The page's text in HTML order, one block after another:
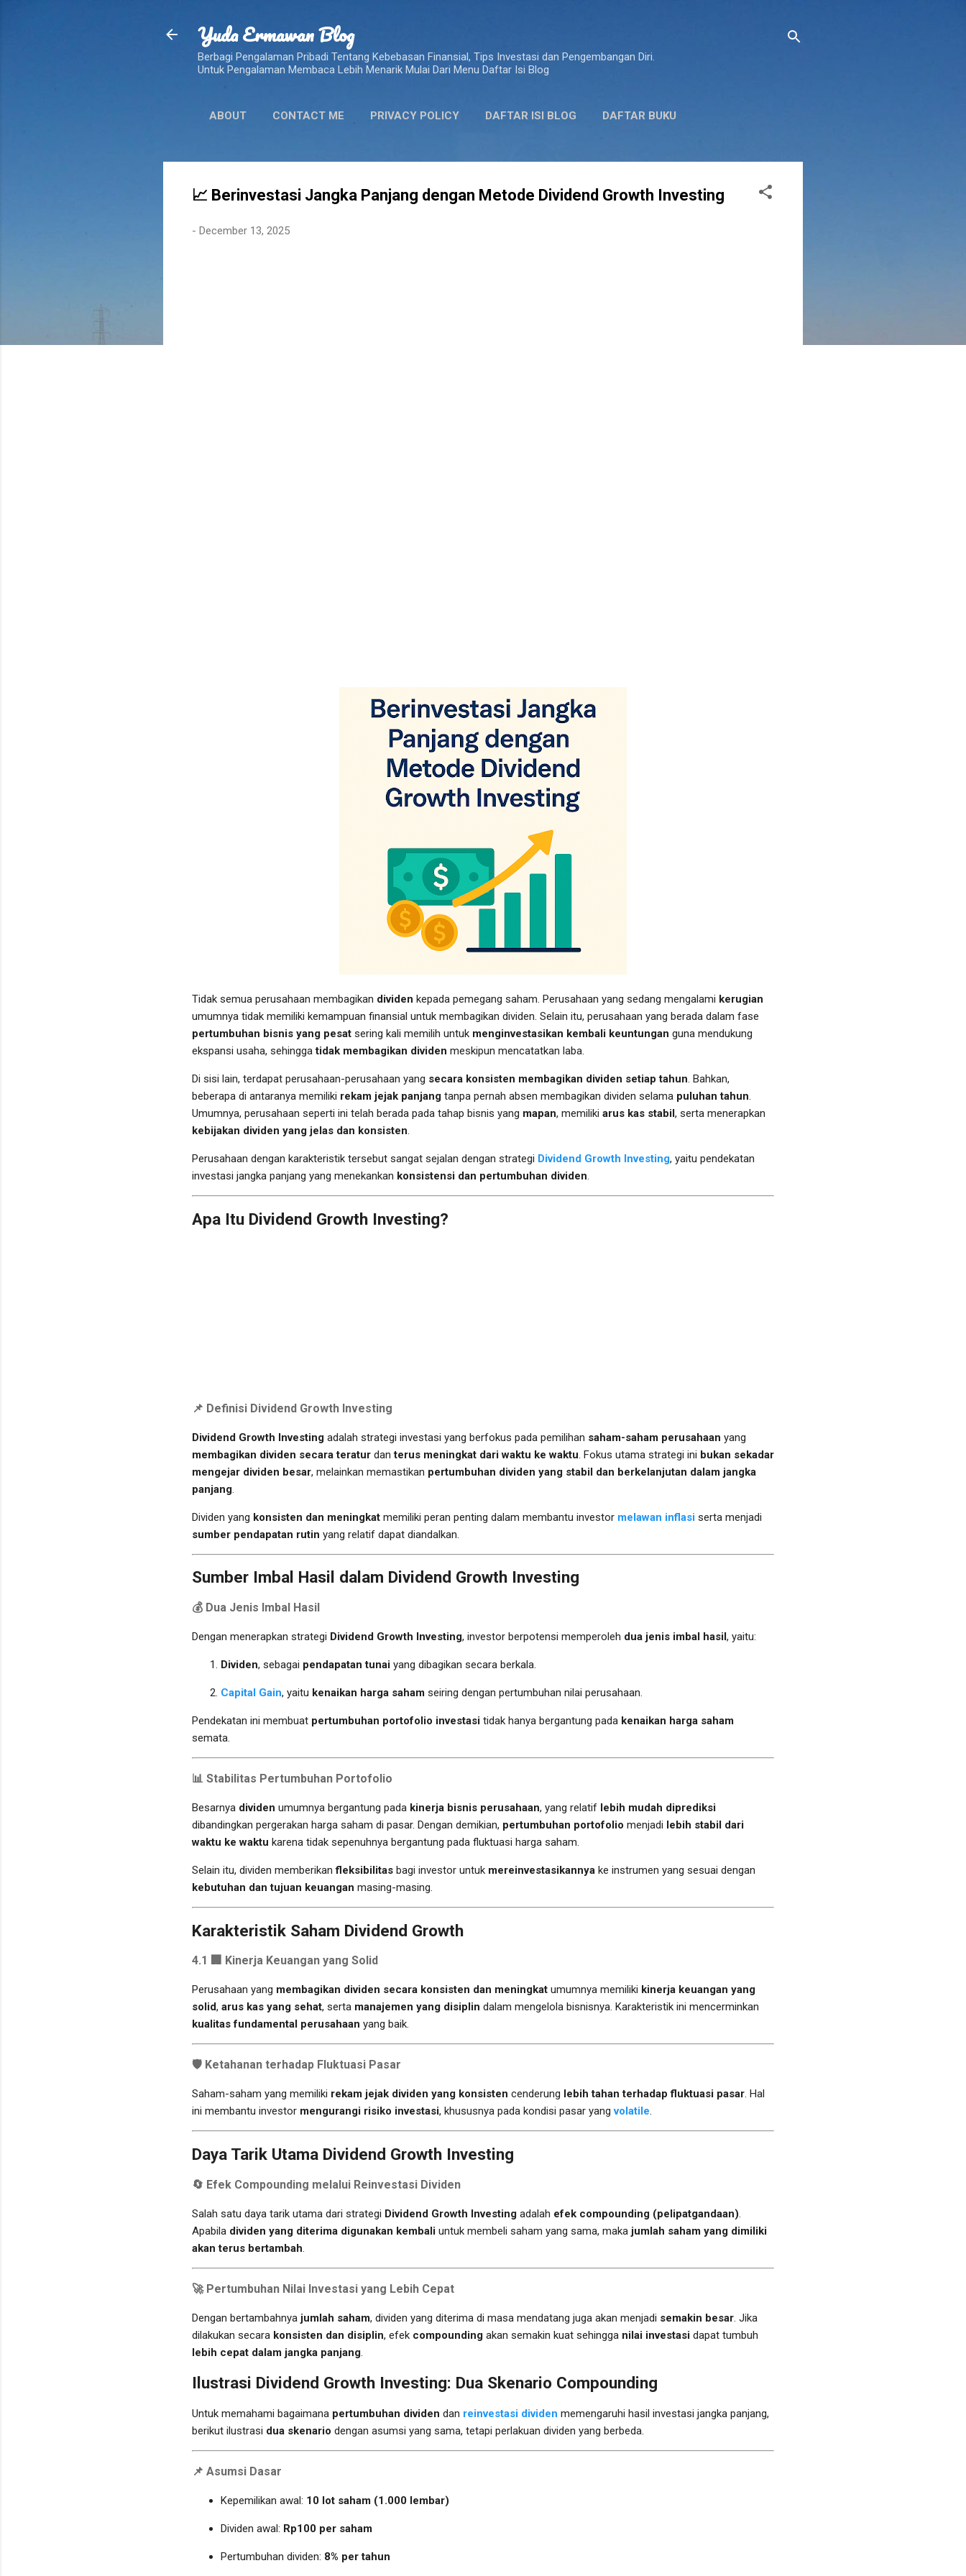
Yuda Ermawan Blog
Berbagi Pengalaman Pribadi Tentang Kebebasan Finansial, Tips Investasi dan Pengembangan Diri.
Untuk Pengalaman Membaca Lebih Menarik Mulai Dari Menu Daftar Isi Blog
ABOUT CONTACT ME PRIVACY POLICY DAFTAR ISI BLOG DAFTAR BUKU
📈 Berinvestasi Jangka Panjang dengan Metode Dividend Growth Investing
- December 13, 2025
Tidak semua perusahaan membagikan dividen kepada pemegang saham. Perusahaan yang sedang mengalami kerugian
umumnya tidak memiliki kemampuan finansial untuk membagikan dividen. Selain itu, perusahaan yang berada dalam fase
pertumbuhan bisnis yang pesat sering kali memilih untuk menginvestasikan kembali keuntungan guna mendukung
ekspansi usaha, sehinggatidak membagikan dividen meskipun mencatatkan laba.
Di sisi lain, terdapat perusahaan-perusahaan yang secara konsisten membagikan dividen setiap tahun. Bahkan,
beberapa di antaranya memiliki rekam jejak panjang tanpa pernah absen membagikan dividen selama puluhan tahun.
Umumnya, perusahaan seperti ini telah berada pada tahap bisnis yang mapan, memiliki arus kas stabil, serta menerapkan
kebijakan dividen yang jelas dan konsisten.
Perusahaan dengan karakteristik tersebut sangat sejalan dengan strategi Dividend Growth Investing, yaitu pendekatan
investasi jangka panjang yang menekankan konsistensi dan pertumbuhan dividen.
Apa Itu Dividend Growth Investing?
📌 Definisi Dividend Growth Investing
Dividend Growth Investing adalah strategi investasi yang berfokus pada pemilihan saham-saham perusahaan yang
membagikan dividen secara teratur danterus meningkat dari waktu ke waktu . Fokus utama strategi ini bukan sekadar
mengejar dividen besar, melainkan memastikan pertumbuhan dividen yang stabil dan berkelanjutan dalam jangka
panjang
Dividen yang konsisten dan meningkat memiliki peran penting dalam membantu investor melawan inflasi serta menjadi
sumber pendapatan rutin yang relatif dapat diandalkan.
Sumber Imbal Hasil dalam Dividend Growth Investing
💰 Dua Jenis Imbal Hasil
Dengan menerapkan strategi Dividend Growth Investing, investor berpotensi memperoleh dua jenis imbal hasil, yaitu:
Dividen, sebagai pendapatan tunai yang dibagikan secara berkala.
Capital Gain, yaitu kenaikan harga saham seiring dengan pertumbuhan nilai perusahaan.
Pendekatan ini membuat pertumbuhan portofolio investasi tidak hanya bergantung pada kenaikan harga saham
semata.
📊 Stabilitas Pertumbuhan Portofolio
Besarnya dividen umumnya bergantung pada kinerja bisnis perusahaan, yang relatif lebih mudah diprediksi
dibandingkan pergerakan harga saham di pasar. Dengan demikian, pertumbuhan portofolio menjadi lebih stabil dari
waktu ke waktu karena tidak sepenuhnya bergantung pada fluktuasi harga saham.
Selain itu, dividen memberikanfleksibilitas bagi investor untuk mereinvestasikannya ke instrumen yang sesuai dengan
kebutuhan dan tujuan keuangan masing-masing.
Karakteristik Saham Dividend Growth
4.1 🏢 Kinerja Keuangan yang Solid
Perusahaan yang membagikan dividen secara konsisten dan meningkat umumnya memiliki kinerja keuangan yang
solid, arus kas yang sehat, serta manajemen yang disiplin dalam mengelola bisnisnya. Karakteristik ini mencerminkan
kualitas fundamental perusahaan yang baik.
🛡️ Ketahanan terhadap Fluktuasi Pasar
Saham-saham yang memiliki rekam jejak dividen yang konsisten cenderung lebih tahan terhadap fluktuasi pasar. Hal
ini membantu investor mengurangi risiko investasi, khususnya pada kondisi pasar yangvolatile.
Daya Tarik Utama Dividend Growth Investing
🔄 Efek Compounding melalui Reinvestasi Dividen
Salah satu daya tarik utama dari strategi Dividend Growth Investing adalah efek compounding (pelipatgandaan)
Apabila dividen yang diterima digunakan kembali untuk membeli saham yang sama, maka jumlah saham yang dimiliki
akan terus bertambah
🚀 Pertumbuhan Nilai Investasi yang Lebih Cepat
Dengan bertambahnya jumlah saham, dividen yang diterima di masa mendatang juga akan menjadi semakin besar . Jika
dilakukan secara konsisten dan disiplin, efek compounding akan semakin kuat sehingga nilai investasi dapat tumbuh
lebih cepat dalam jangka panjang
Ilustrasi Dividend Growth Investing: Dua Skenario Compounding
Untuk memahami bagaimana pertumbuhan dividen dan reinvestasi dividen memengaruhi hasil investasi jangka panjang,
berikut ilustrasi dua skenario dengan asumsi yang sama, tetapi perlakuan dividen yang berbeda.
📌 Asumsi Dasar
Kepemilikan awal: 10 lot saham (1.000 lembar)
Dividen awal: Rp100 per saham
Pertumbuhan dividen: 8% per tahun